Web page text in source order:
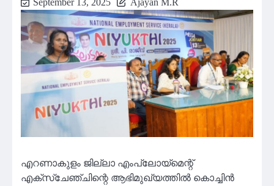
September 13, 2025 Ajayan M.R
എറണാകുളം ജില്ലാ എംപ്ലോയ്മെന്റ്
എക്സ്ചേഞ്ചിന്റെ ആഭിമുഖ്യത്തിൽ കൊച്ചിൻ